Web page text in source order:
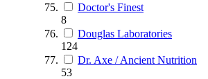
Doctor's Finest
8
Douglas Laboratories
124
Dr. Axe / Ancient Nutrition
53